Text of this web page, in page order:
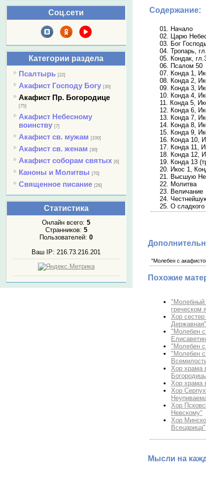
Соц.сети
Категории раздела
Псалтырь [22]
Акафист Господу Богу [30]
Акафист Пр. Богородице
[75]
Акафист Небесному
воинству [7]
Акафист св. мужам [100]
Акафист св. женам [30]
Акафист соборам святых [6]
Каноны и Молитвы [70]
Священное писание [26]
Статистика
Онлайн всего:5
Странников: 5
Пользователей:0
Ваш IP: 216.73.216.201
Содержание:
01. Начало
02. Царю
03. Бог
04. Тропарь,
05. Кондак,
06. Псалом 50
07. Конда 1,
08. Конда 2,
09. Конда 3,
10. Конда 4,
11. Конда 5,
12. Конда 6,
13. Конда 7,
14. Конда 8,
15. Конда 9,
16. Конда 10,
17. Конда 11,
18. Конда 12,
19. Конда 13
20. Икос 1,
21. Высшую
22. Молитва
23. Величание
24.
25. О сладкого
"Молебен с
Похожие
"Молебный
греческом
Хор
Державная"
"Молебен с
"Молебен с
"Молебен с
Хор храма
Хор храма
Хор
Хор
Невскому"
Хор
Мысли на